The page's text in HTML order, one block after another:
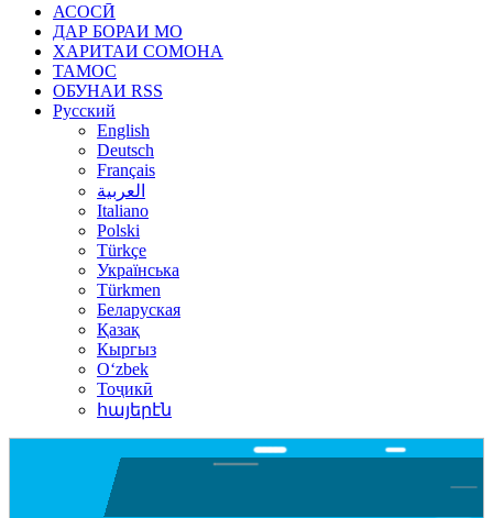
АСОСӢ
ДАР БОРАИ МО
ХАРИТАИ СОМОНА
ТАМОС
ОБУНАИ RSS
Русский
English
Deutsch
Français
العربية
Italiano
Polski
Türkçe
Українська
Türkmen
Беларуская
Қазақ
Кыргыз
Oʻzbek
Тоҷикӣ
հայերէն